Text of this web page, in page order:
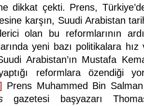
dikkat çekti. Prens,
karşın, Suudi Arabistan
olan bu reformlarının
yeni bazı politikalara
Arabistan’ın Mustafa
reformlara özendiği
Prens Muhammed Bin
gazetesi başyazarı